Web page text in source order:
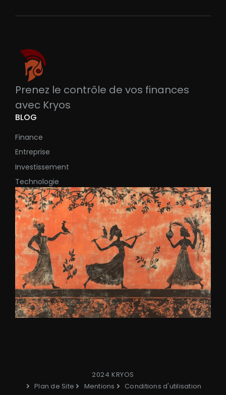
Prenez le contrôle de vos finances
avec Kryos
BLOG
Finance
Entreprise
Investissement
Technologie
2024 KRYOS
Plan de Site
Mentions Conditions d'utilisation